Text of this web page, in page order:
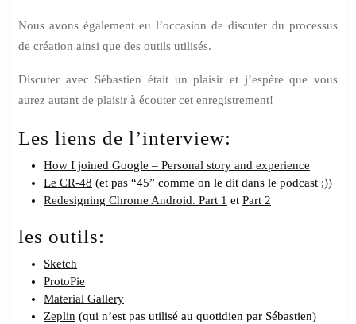
Nous avons également eu l’occasion de discuter du processus
de création ainsi que des outils utilisés.
Discuter avec Sébastien était un plaisir et j’espère que vous
aurez autant de plaisir à écouter cet enregistrement!
Les liens de l’interview:
How I joined Google – Personal story and experience
Le CR-48 (et pas “45” comme on le dit dans le podcast ;))
Redesigning Chrome Android. Part 1 et Part 2
les outils:
Sketch
ProtoPie
Material Gallery
Zeplin (qui n’est pas utilisé au quotidien par Sébastien)